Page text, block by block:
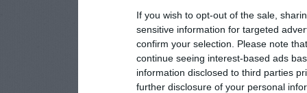
If you wish to opt-out of the sale,
sensitive information for targeted
confirm your selection. Please note
continue seeing interest-based ads
information disclosed to third parties
further disclosure of your personal